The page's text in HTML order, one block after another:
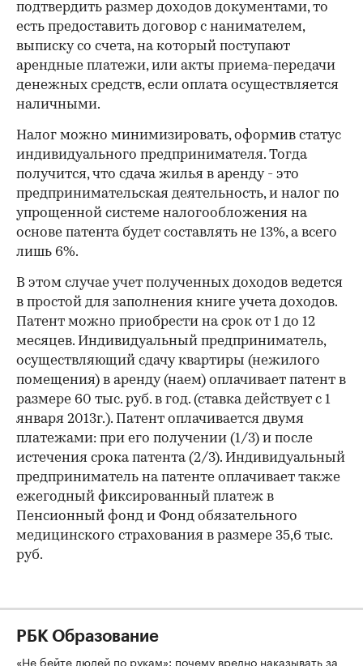
подтвердить размер доходов документами, то
есть предоставить договор с нанимателем,
выписку со счета, на который поступают
арендные платежи, или акты приема-передачи
денежных средств, если оплата осуществляется
наличными.
Налог можно минимизировать, оформив статус
индивидуального предпринимателя. Тогда
получится, что сдача жилья в аренду - это
предпринимательская деятельность, и налог по
упрощенной системе налогообложения на
основе патента будет составлять не 13%, а всего
лишь 6%.
В этом случае учет полученных доходов ведется
в простой для заполнения книге учета доходов.
Патент можно приобрести на срок от 1 до 12
месяцев. Индивидуальный предприниматель,
осуществляющий сдачу квартиры (нежилого
помещения) в аренду (наем) оплачивает патент в
размере 60 тыс. руб. в год. (ставка действует с 1
января 2013г.). Патент оплачивается двумя
платежами: при его получении (1/3) и после
истечения срока патента (2/3). Индивидуальный
предприниматель на патенте оплачивает также
ежегодный фиксированный платеж в
Пенсионный фонд и Фонд обязательного
медицинского страхования в размере 35,6 тыс.
руб.
РБК Образование
«Не бейте людей по рукам»: почему вредно наказывать за